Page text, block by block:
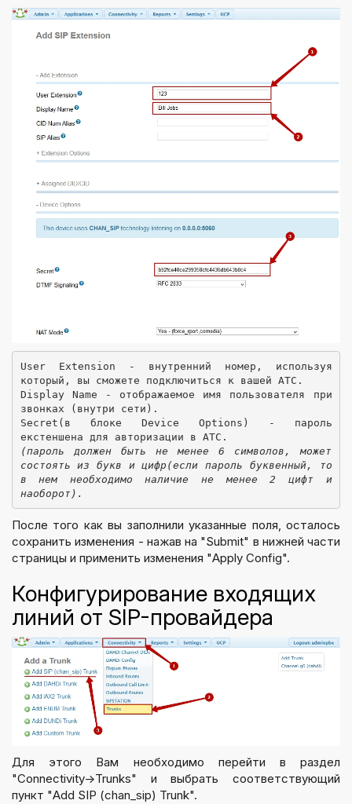
User Extension - внутренний номер, используя
который, вы сможете подключиться к вашей АТС.
Display Name - отображаемое имя пользователя при
звонках (внутри сети).
Secret(в блоке Device Options) - пароль
екстеншена для авторизации в АТС.
(пароль должен быть не менее 6 символов, может
состоять из букв и цифр(если пароль буквенный, то
в нем необходимо наличие не менее 2 цифт и
наоборот).
После того как вы заполнили указанные поля, осталось
сохранить изменения - нажав на "Submit" в нижней части
страницы и применить изменения "Apply Config".
Конфигурирование входящих
линий от SIP-провайдера
Для этого Вам необходимо перейти в раздел
"Connectivity->Trunks" и выбрать соответствующий
пункт "Add SIP (chan_sip) Trunk".